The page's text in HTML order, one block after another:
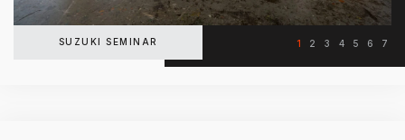
1 2 3 4 5 6 7
SUZUKI SEMINAR